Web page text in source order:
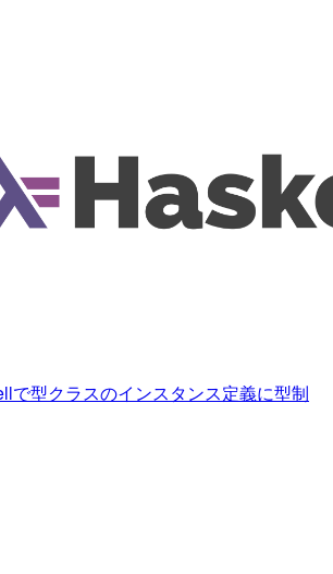
で型クラスのインスタンス定義に型制